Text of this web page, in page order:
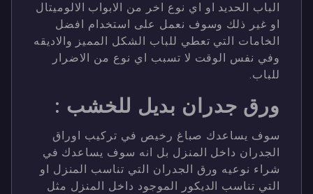
الباب الحديد او اي نوع اخر من الابواب الالوميتال
او غير ذلك وسوف نعمل على استخدام افضل
الخامات التي تعطي للباب الشكل المميز والاديقه
وفي نفس الوقت لا تسبب اي نوع من الاضرار
للباب.
ورق جدران بديل للخشب :
سوف يساعدك صباغ رخيص في تركيب اوراق
الجدران داخل المنزل بل انه سوف يساعدك في
شراء نوعيه ورق الجدران التي تناسب المنزل او
التي تناسب الديكور الموجود داخل المنزل مثل